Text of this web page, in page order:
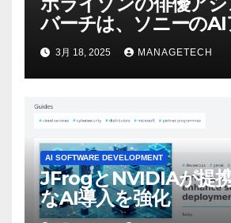
バーチは、ソニーのAI
ビデオを見て「ゲーム
マンスという芸術形式
感じた」と語る – IGN
3月 18, 2025 MANAGETECH
AI SOFTWARE DEVELOPMENT
JFrogとNVIDIAが提
なAI導入を強化